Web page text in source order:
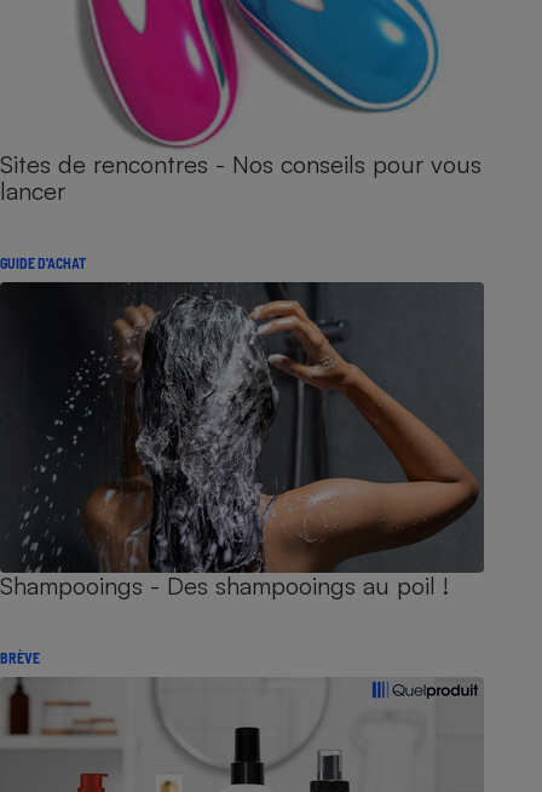
Sites de rencontres - Nos conseils pour vous
lancer
GUIDE D'ACHAT
Shampooings - Des shampooings au poil !
BRÈVE